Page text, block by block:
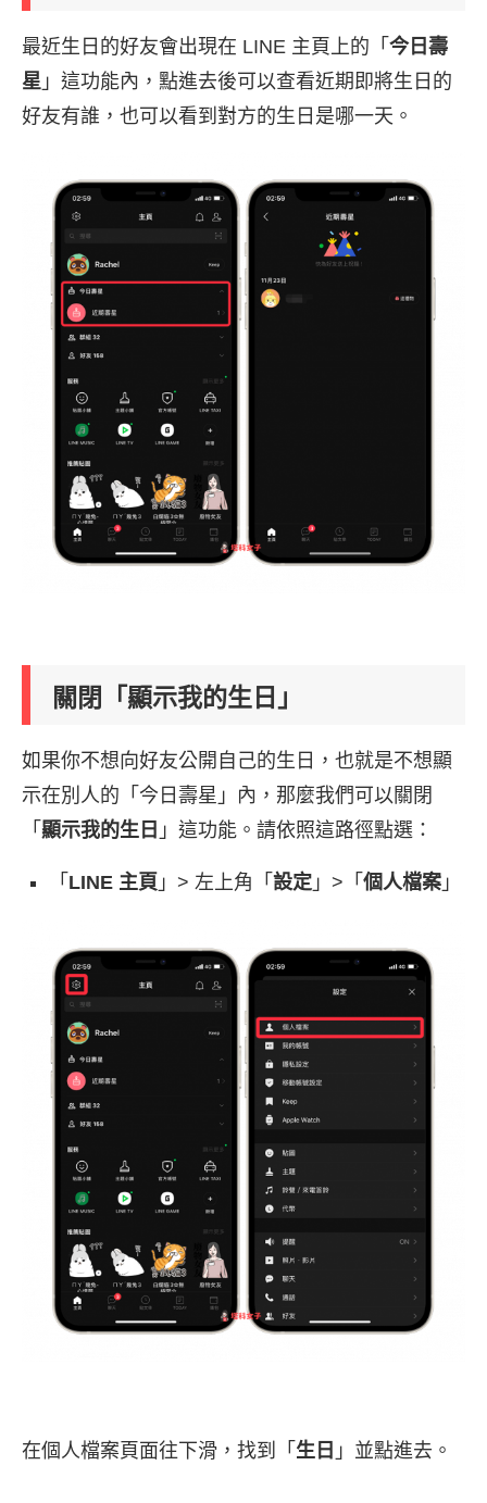
最近生日的好友會出現在 LINE 主頁上的「 今日壽
星 」這功能內，點進去後可以查看近期即將生日的
好友有誰，也可以看到對方的生日是哪一天。
關閉「顯示我的生日」
如果你不想向好友公開自己的生日，也就是不想顯
示在別人的「今日壽星」內，那麼我們可以關閉
「 顯示我的生日 」這功能。請依照這路徑點選：
「 LINE 主頁 」> 左上角「 設定 」>「 個人檔案 」
在個人檔案頁面往下滑，找到「 生日 」並點進去。